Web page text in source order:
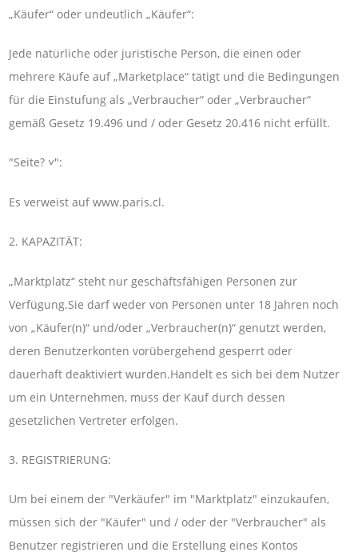
„Käufer“ oder undeutlich „Käufer“:
Jede natürliche oder juristische Person, die einen oder
mehrere Käufe auf „Marketplace“ tätigt und die Bedingungen
für die Einstufung als „Verbraucher“ oder „Verbraucher“
gemäß Gesetz 19.496 und / oder Gesetz 20.416 nicht erfüllt.
"Seite? ˅":
Es verweist auf www.paris.cl.
2. KAPAZITÄT:
„Marktplatz“ steht nur geschäftsfähigen Personen zur
Verfügung.Sie darf weder von Personen unter 18 Jahren noch
von „Käufer(n)“ und/oder „Verbraucher(n)“ genutzt werden,
deren Benutzerkonten vorübergehend gesperrt oder
dauerhaft deaktiviert wurden.Handelt es sich bei dem Nutzer
um ein Unternehmen, muss der Kauf durch dessen
gesetzlichen Vertreter erfolgen.
3. REGISTRIERUNG:
Um bei einem der "Verkäufer" im "Marktplatz" einzukaufen,
müssen sich der "Käufer" und / oder der "Verbraucher" als
Benutzer registrieren und die Erstellung eines Kontos